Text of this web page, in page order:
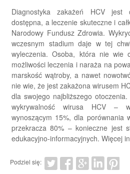
Diagnostyka zakażeń HCV jest
dostępna, a leczenie skuteczne i
Narodowy Fundusz Zdrowia.
wczesnym stadium daje w tej
wyleczenia. Osoba, która nie wie
możliwości leczenia i naraża na
marskość wątroby, a nawet
nie wie, że jest zakażona wirusem
dla swojego najbliższego
wykrywalność wirusa HCV –
wynoszącym 15%, dla porównania
przekracza 80% – konieczne jest
edukacyjno-informacyjnych. Więcej
Podziel się: